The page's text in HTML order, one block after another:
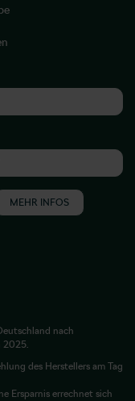
MEHR INFOS
nach
2025.
des Herstellers am Tag
Ersparnis errechnet sich